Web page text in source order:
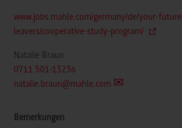
www.jobs.mahle.com/germany/de/your-
leavers/cooperative-study-program/
Natalie Braun
0711 501-13236
natalie.braun@mahle.com